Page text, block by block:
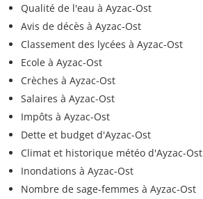
Qualité de l'eau à Ayzac-Ost
Avis de décès à Ayzac-Ost
Classement des lycées à Ayzac-Ost
Ecole à Ayzac-Ost
Crèches à Ayzac-Ost
Salaires à Ayzac-Ost
Impôts à Ayzac-Ost
Dette et budget d'Ayzac-Ost
Climat et historique météo d'Ayzac-Ost
Inondations à Ayzac-Ost
Nombre de sage-femmes à Ayzac-Ost